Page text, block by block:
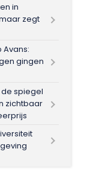
in
zegt
gingen
de spiegel
zichtbaar